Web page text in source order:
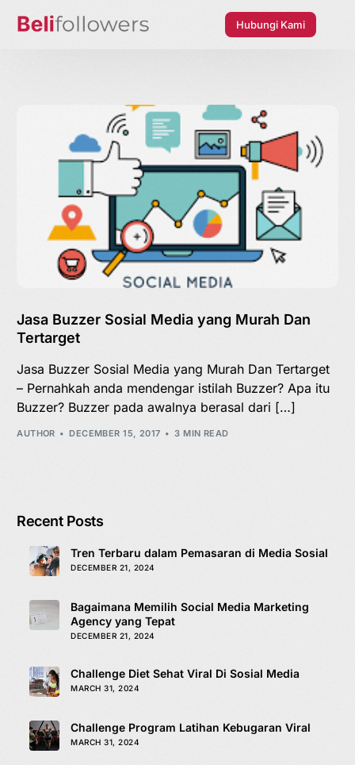
Hubungi Kami
Jasa Buzzer Sosial Media yang Murah Dan
Tertarget
Jasa Buzzer Sosial Media yang Murah Dan Tertarget
– Pernahkah anda mendengar istilah Buzzer? Apa itu
Buzzer? Buzzer pada awalnya berasal dari […]
AUTHOR DECEMBER 15, 2017 3 MIN READ
Recent Posts
Tren Terbaru dalam Pemasaran di Media Sosial
DECEMBER 21, 2024
Bagaimana Memilih Social Media Marketing
Agency yang Tepat
DECEMBER 21, 2024
Challenge Diet Sehat Viral Di Sosial Media
MARCH 31, 2024
Challenge Program Latihan Kebugaran Viral
MARCH 31, 2024